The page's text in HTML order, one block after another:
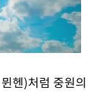
헨)처럼 중원